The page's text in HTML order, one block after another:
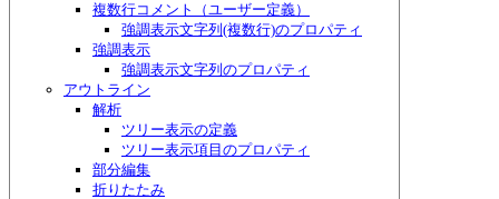
複数行コメント（ユーザー定義）
強調表示文字列(複数行)のプロパティ
強調表示
強調表示文字列のプロパティ
アウトライン
解析
ツリー表示の定義
ツリー表示項目のプロパティ
部分編集
折りたたみ